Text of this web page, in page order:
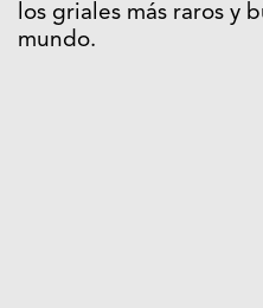
los griales más raros y
mundo.